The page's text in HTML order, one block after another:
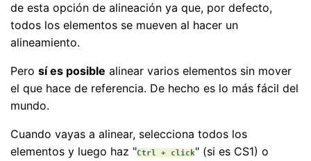
de esta opción de alineación ya que, por defecto,
todos los elementos se mueven al hacer un
alineamiento.
Pero sí es posible alinear varios elementos sin mover
el que hace de referencia. De hecho es lo más fácil del
mundo.
Cuando vayas a alinear, selecciona todos los
elementos y luego haz "Ctrl + click" (si es CS1) o